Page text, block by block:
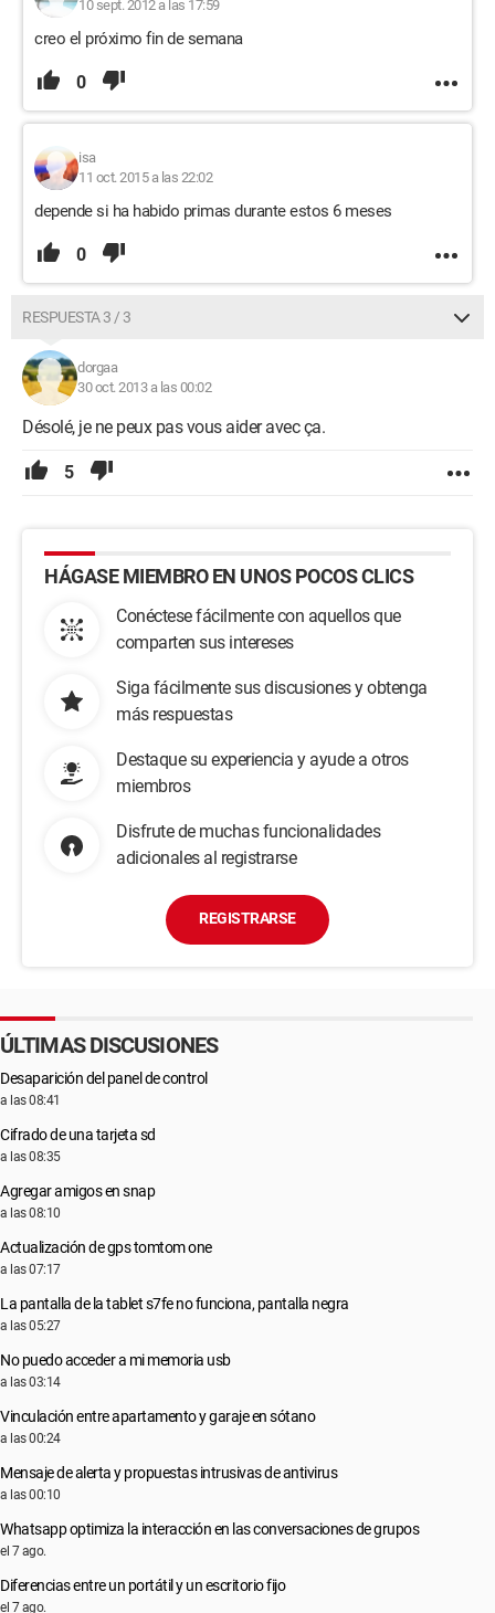
10 sept. 2012 a las 17:59
creo el próximo fin de semana
0
isa
11 oct. 2015 a las 22:02
depende si ha habido primas durante estos 6 meses
0
RESPUESTA 3 / 3
dorgaa
30 oct. 2013 a las 00:02
Désolé, je ne peux pas vous aider avec ça.
5
HÁGASE MIEMBRO EN UNOS POCOS CLICS
Conéctese fácilmente con aquellos que
comparten sus intereses
Siga fácilmente sus discusiones y obtenga
más respuestas
Destaque su experiencia y ayude a otros
miembros
Disfrute de muchas funcionalidades
adicionales al registrarse
REGISTRARSE
ÚLTIMAS DISCUSIONES
Desaparición del panel de control
a las 08:41
Cifrado de una tarjeta sd
a las 08:35
Agregar amigos en snap
a las 08:10
Actualización de gps tomtom one
a las 07:17
La pantalla de la tablet s7fe no funciona, pantalla negra
a las 05:27
No puedo acceder a mi memoria usb
a las 03:14
Vinculación entre apartamento y garaje en sótano
a las 00:24
Mensaje de alerta y propuestas intrusivas de antivirus
a las 00:10
Whatsapp optimiza la interacción en las conversaciones de grupos
el 7 ago.
Diferencias entre un portátil y un escritorio fijo
el 7 ago.